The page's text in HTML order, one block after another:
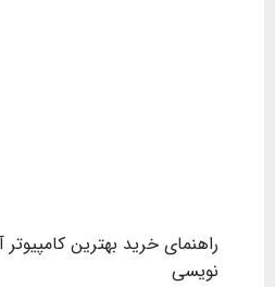
راهنمای خرید بهترین کامپیوتر
نویسی